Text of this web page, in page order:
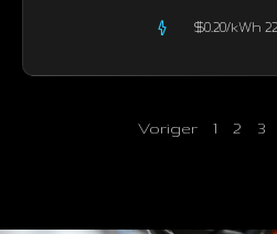
$0.20/kWh
Voriger 1 2 3